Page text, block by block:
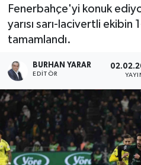
Fenerbahçe'yi konuk
yarısı sarı-lacivertli ekibin
tamamlandı.
BURHAN YARAR
EDITÖR